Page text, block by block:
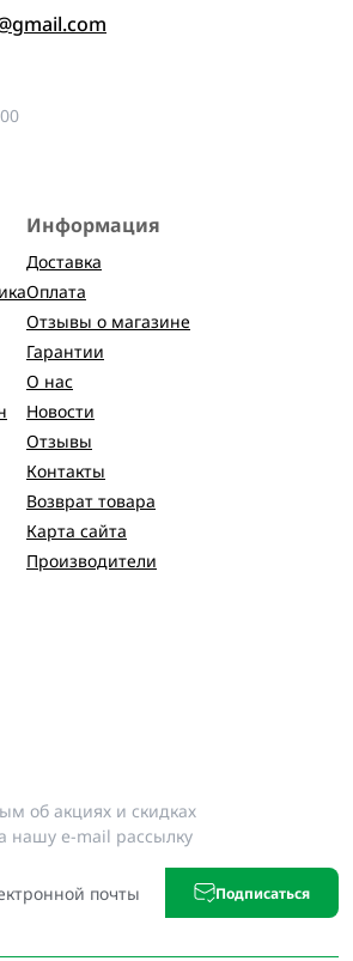
Информация
Доставка
Оплата
Отзывы о магазине
Гарантии
О нас
Новости
Отзывы
Контакты
Возврат товара
Карта сайта
Производители
об акциях и скидках
нашу e-mail рассылку
Подписаться